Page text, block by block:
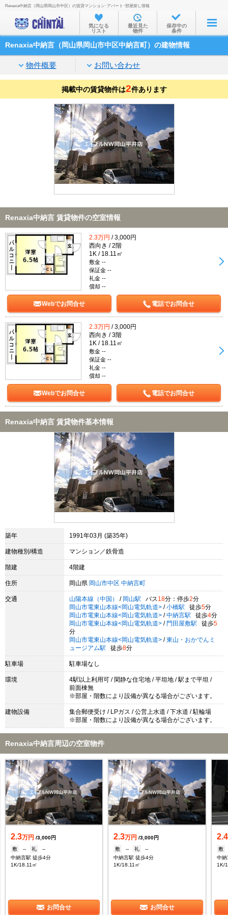
お部屋を探す
沿線・駅から
家賃相場から
通勤通学時間から
物件特集から
不動産会社から
TOP
Renaxia中納言（岡山県岡山市中区）の賃貸マンション･アパート･部屋探し情報
気になる
リスト
最近見た
物件
保存中の
条件
Renaxia中納言（岡山県岡山市中区中納言町）の建物情報
物件概要 お問い合わせ
掲載中の賃貸物件は2件あります
Renaxia中納言 賃貸物件の空室情報
2.3万円 / 3,000円
西向き / 2階
1K / 18.11㎡
敷金 --
保証金 --
礼金 --
償却 --
Webでお問合せ 電話でお問合せ
2.3万円 / 3,000円
西向き / 3階
1K / 18.11㎡
敷金 --
保証金 --
礼金 --
償却 --
Webでお問合せ 電話でお問合せ
Renaxia中納言 賃貸物件基本情報
築年 1991年03月 (築35年)
建物種別/構造 マンション／鉄骨造
階建 4階建
住所 岡山県 岡山市中区 中納言町
交通 山陽本線（中国） / 岡山駅 バス 18分：停歩2分
岡山市電東山本線<岡山電気軌道> / 小橋駅 徒歩5分
岡山市電東山本線<岡山電気軌道> / 中納言駅 徒歩4分
岡山市電東山本線<岡山電気軌道> / 門田屋敷駅 徒歩5
分
岡山市電東山本線<岡山電気軌道> / 東山・おかでんミ
ュージアム駅
徒歩8分
駐車場 駐車場なし
環境
4駅以上利用可 / 閑静な住宅地 / 平坦地 / 駅まで平坦 /
前面棟無
※部屋・階数により設備が異なる場合がございます。
建物設備
集合郵便受け / LPガス / 公営上水道 / 下水道 / 駐輪場
※部屋・階数により設備が異なる場合がございます。
Renaxia中納言周辺の空室物件
2.3万円 /3,000円
敷
-- 礼
--
中納言駅 徒歩4分
1K/18.11㎡
お問合せ
2.3万円 /3,000円
敷
-- 礼
--
中納言駅 徒歩4分
1K/18.11㎡
お問合せ
2.4
敷
中納
1K/